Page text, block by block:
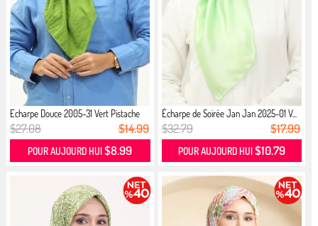
Echarpe Douce 2005-31 Vert Pistache
$27.08 $14.99
POUR AUJOURD HUI$8.99
Écharpe de Soirée Jan Jan 2025-01 V...
$32.79 $17.99
POUR AUJOURD HUI $10.79